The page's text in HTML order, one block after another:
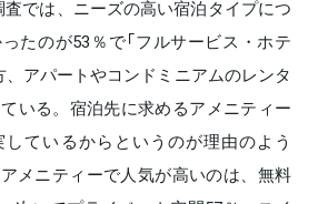
査では、ニーズの高い宿泊タイプにつ
たのが53％で「フルサービス・ホテ
、アパートやコンドミニアムのレンタ
いる。宿泊先に求めるアメニティー
ているからというのが理由のよう
メニティーで人気が高いのは、無料